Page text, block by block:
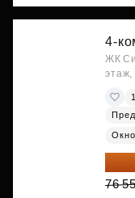
4-
ЖК
58
76